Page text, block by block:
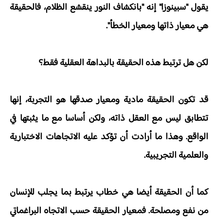
يقول "سبينوزا" إنه "بانكشاف النور ينقشع الظلام، فالحقيقة
هي معيار ذاتها ومعيار الخطأ".
لكن هل ترتبط هذه الحقيقة بالبداهة العقلية فقط؟
قد تكون الحقيقة مادية ومعيار صدقها هو التجربة، إنها
تتطابق ليس مع العقل ذاته، ولكن أساسا مع ما يثبتها في
الواقع. وهذا ما أرادت أن تؤكد عليه الاتجاهات الاختبارية
والعلمية التجريبية.
كما أن الحقيقة أيضا هي خطاب يرتبط بما يجلب للإنسان
من نفع ومصلحة. فمعيار الحقيقة حسب الاتجاه البراغماتي